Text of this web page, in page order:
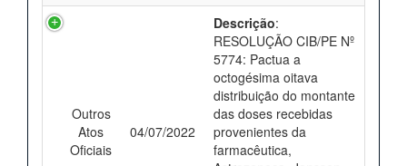
Outros
Atos
Oficiais
04/07/2022
Descrição:
RESOLUÇÃO CIB/PE Nº
5774: Pactua a
octogésima oitava
distribuição do montante
das doses recebidas
provenientes da
farmacêutica,